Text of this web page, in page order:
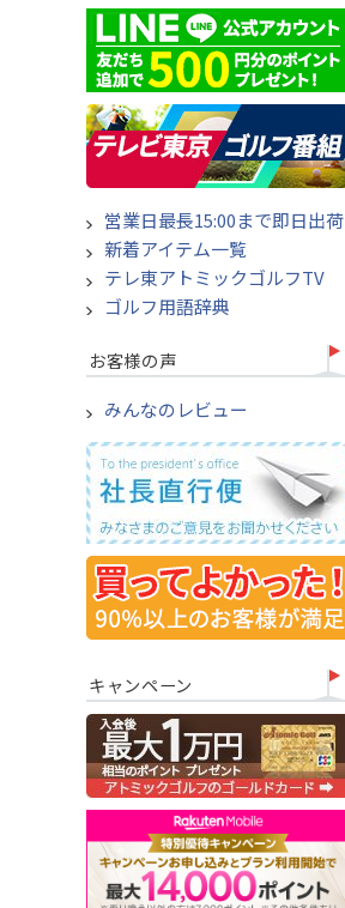
営業日最長15:00まで即日出荷
新着アイテム一覧
テレ東アトミックゴルフTV
ゴルフ用語辞典
お客様の声
みんなのレビュー
キャンペーン